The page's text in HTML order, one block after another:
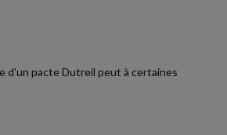
d'un pacte Dutreil peut à certaines